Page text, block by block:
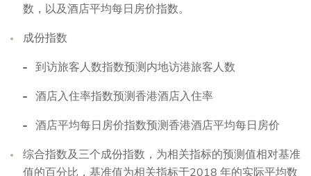
数，以及酒店平均每日房价指数。
成份指数
到访旅客人数指数预测内地访港旅客人数
酒店入住率指数预测香港酒店入住率
酒店平均每日房价指数预测香港酒店平均每日房价
综合指数及三个成份指数，为相关指标的预测值相对基准
值的百分比，基准值为相关指标于2018 年的实际平均数